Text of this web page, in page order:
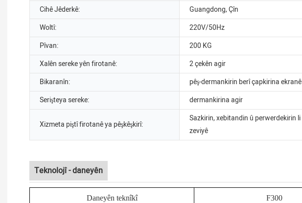
Cihê Jêderkê:
Guangdong, Çîn
Woltî:
220V/50Hz
Pîvan:
200 KG
Xalên sereke yên firotanê:
2 çekên agir
Bikaranîn:
pêş-dermankirin berî çapkirina ekranê
Serişteya sereke:
dermankirina agir
Xizmeta piştî firotanê ya pêşkêşkirî:
Sazkirin, xebitandin û perwerdekirin li
zeviyê
Teknolojî - daneyên
Daneyên teknîkî F300